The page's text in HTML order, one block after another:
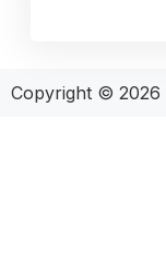
Copyright © 2026